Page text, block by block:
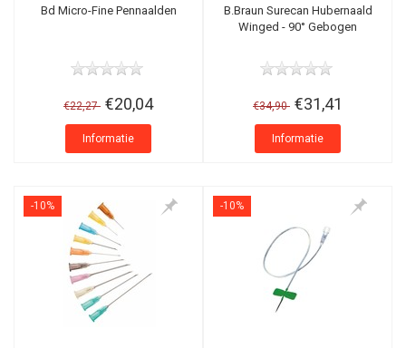
Bd Micro-Fine Pennaalden
€22,27 €20,04
Informatie
B.Braun Surecan Hubernaald
Winged - 90° Gebogen
€34,90 €31,41
Informatie
-10% -10%